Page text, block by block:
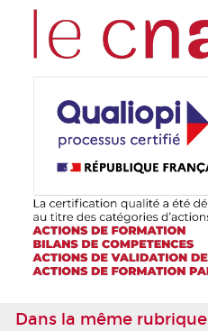
Dans la même rubrique